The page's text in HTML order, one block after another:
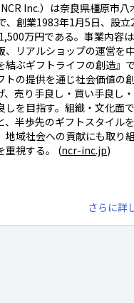
Inc.）は奈良県橿原市八
、創業1983年1月5日、設立
万円である。事業内容
、リアルショップの運営を
ぶギフトライフの創造』で
トの提供を通じ社会価値の
、売り手良し・買い手良し
しを目指す。組織・文化面
、半歩先のギフトスタイル
地域社会への貢献にも取り
重視する。 (ncr-inc.jp)
さらに詳